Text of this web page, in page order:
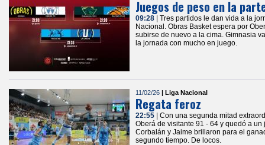
Juegos de peso en la
09:28
| Tres partidos le dan vida a la
Nacional. Obras Basket espera por
subirse de nuevo a la cima. Gimnasia
la jornada con mucho en juego.
11/02/26 | Liga Nacional
Regata feroz
22:55
| Con una segunda mitad
Oberá de visitante 91 - 64 y quedó a
Corbalán y Jaime brillaron para el
segundo tiempo. De locos.